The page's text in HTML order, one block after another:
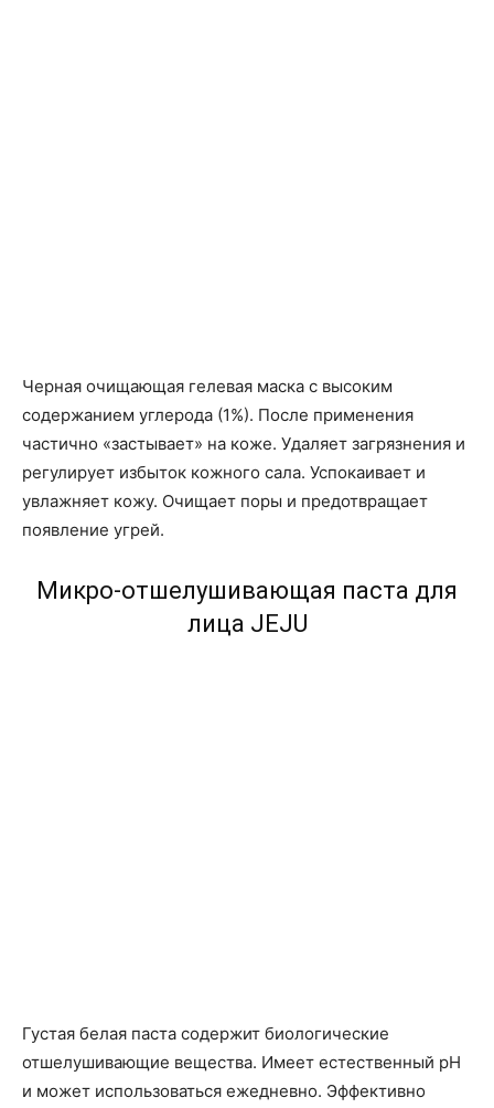
Черная очищающая гелевая маска с высоким
содержанием углерода (1%). После применения
частично «застывает» на коже. Удаляет загрязнения и
регулирует избыток кожного сала. Успокаивает и
увлажняет кожу. Очищает поры и предотвращает
появление угрей.
Микро-отшелушивающая паста для
лица JEJU
Густая белая паста содержит биологические
отшелушивающие вещества. Имеет естественный pH
и может использоваться ежедневно. Эффективно